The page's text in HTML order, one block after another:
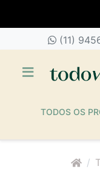
(11)
TODOS OS